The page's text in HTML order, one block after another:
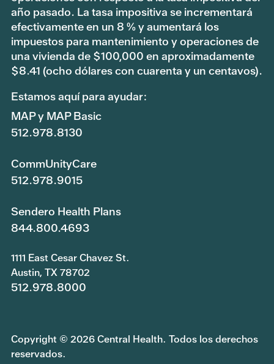
año pasado. La tasa impositiva se incrementará
efectivamente en un 8 % y aumentará los
impuestos para mantenimiento y operaciones de
una vivienda de $100,000 en aproximadamente
$8.41 (ocho dólares con cuarenta y un centavos).
Estamos aquí para ayudar:
MAP y MAP Basic
512.978.8130
CommUnityCare
512.978.9015
Sendero Health Plans
844.800.4693
1111 East Cesar Chavez St.
Austin, TX 78702
512.978.8000
Copyright © 2026 Central Health. Todos los derechos
reservados.